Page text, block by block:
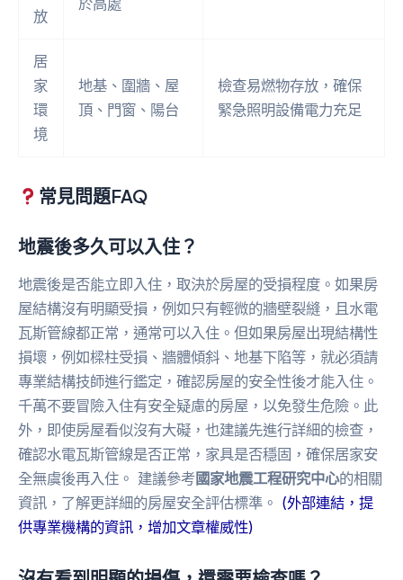
放
於高處
居
家
環
境
地基、圍牆、屋
頂、門窗、陽台
檢查易燃物存放，確保
緊急照明設備電力充足
常見問題FAQ
地震後多久可以入住？
地震後是否能立即入住，取決於房屋的受損程度。如果房
屋結構沒有明顯受損，例如只有輕微的牆壁裂縫，且水電
瓦斯管線都正常，通常可以入住。但如果房屋出現結構性
損壞，例如樑柱受損、牆體傾斜、地基下陷等，就必須請
專業結構技師進行鑑定，確認房屋的安全性後才能入住。
千萬不要冒險入住有安全疑慮的房屋，以免發生危險。此
外，即使房屋看似沒有大礙，也建議先進行詳細的檢查，
確認水電瓦斯管線是否正常，家具是否穩固，確保居家安
全無虞後再入住。 建議參考國家地震工程研究中心的相關
資訊，了解更詳細的房屋安全評估標準。 (外部連結，提
供專業機構的資訊，增加文章權威性)